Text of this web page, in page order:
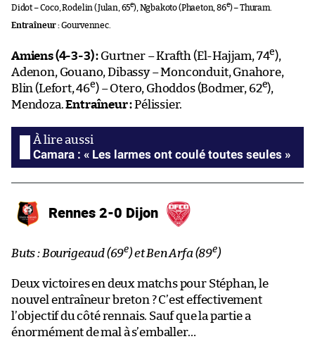
Didot – Coco, Rodelin (Julan, 65e), Ngbakoto (Phaeton, 86e) – Thuram.
Entraîneur :Gourvennec.
Amiens (4-3-3) : Gurtner – Krafth (El-Hajjam, 74e),
Adenon, Gouano, Dibassy – Monconduit, Gnahore,
Blin (Lefort, 46e) – Otero, Ghoddos (Bodmer, 62e),
Mendoza.Entraîneur :Pélissier.
Camara : « Les larmes ont coulé toutes seules »
Rennes 2-0 Dijon
Buts : Bourigeaud (69e) et Ben Arfa (89e)
Deux victoires en deux matchs pour Stéphan, le
nouvel entraîneur breton ? C’est effectivement
l’objectif du côté rennais. Sauf que la partie a
énormément de mal à s’emballer…